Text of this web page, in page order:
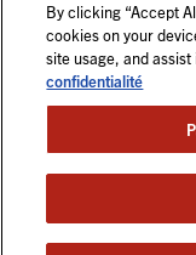
By clicking “Accept
cookies on your
site usage, and
confidentialité